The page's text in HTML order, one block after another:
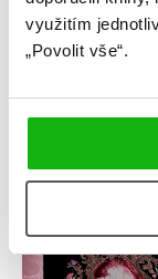
využitím
„Povolit vše“.